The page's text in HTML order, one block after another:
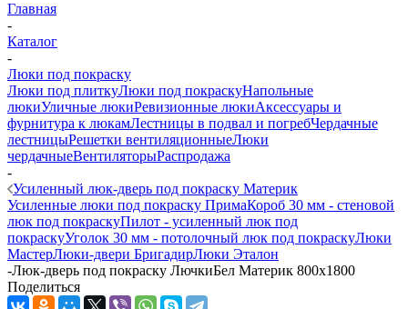
Главная
-
Каталог
-
Люки под покраску
Люки под плиткуЛюки под покраскуНапольные
люкиУличные люкиРевизионные люкиАксессуары и
фурнитура к люкамЛестницы в подвал и погребЧердачные
лестницыРешетки вентиляционныеЛюки
чердачныеВентиляторыРаспродажа
-
Усиленный люк-дверь под покраску Материк
Усиленные люки под покраску ПримаКороб 30 мм - стеновой
люк под покраскуПилот - усиленный люк под
покраскуУголок 30 мм - потолочный люк под покраскуЛюки
МастерЛюки-двери БригадирЛюки Эталон
-Люк-дверь под покраску ЛючкиБел Материк 800х1800
Поделиться